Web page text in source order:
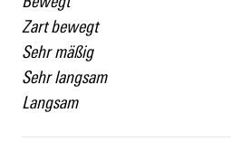
Zart bewegt
Sehr mäßig
Sehr langsam
Langsam